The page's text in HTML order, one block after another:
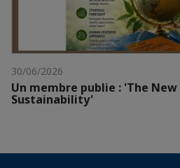
30/06/2026
Un membre publie : 'The
Sustainability'